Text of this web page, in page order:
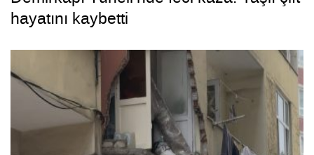
hayatını kaybetti